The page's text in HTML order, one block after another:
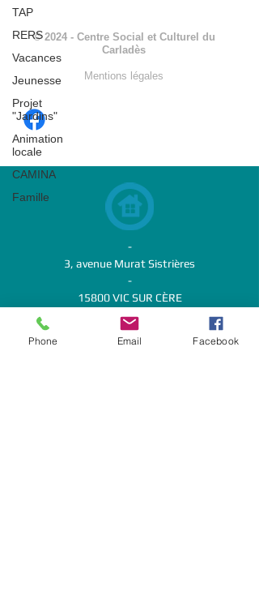
TAP
RERS
Vacances
Jeunesse
Projet
"Jardins"
Animation
locale
CAMINA
Famille
© 2024 - Centre Social et Culturel du
Carladès
Mentions légales
-
3, avenue Murat Sistrières
-
15800 VIC SUR CÈRE
-
Phone Email Facebook